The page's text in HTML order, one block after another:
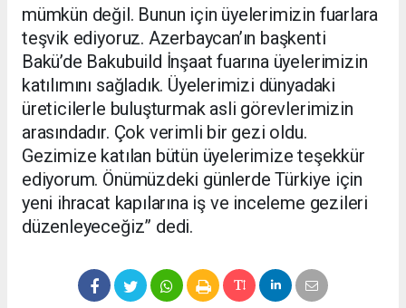
mümkün değil. Bunun için üyelerimizin fuarlara
teşvik ediyoruz. Azerbaycan’ın başkenti
Bakü’de Bakubuild İnşaat fuarına üyelerimizin
katılımını sağladık. Üyelerimizi dünyadaki
üreticilerle buluşturmak asli görevlerimizin
arasındadır. Çok verimli bir gezi oldu.
Gezimize katılan bütün üyelerimize teşekkür
ediyorum. Önümüzdeki günlerde Türkiye için
yeni ihracat kapılarına iş ve inceleme gezileri
düzenleyeceğiz” dedi.